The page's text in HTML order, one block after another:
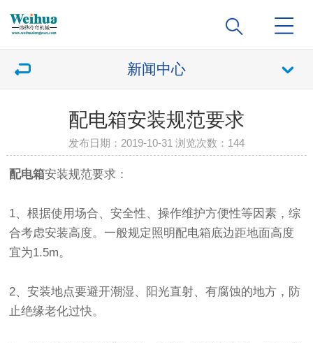
新闻中心
配电箱安装规范要求
发布日期：2019-10-31 浏览次数： 144
配电箱安装规范要求：
1、根据使用场合、安全性、操作维护方便性等因素，综
合考虑安装高度。一般规定照明配电箱底边距地面高度
宜为1.5m。
2、安装地点要避开潮湿、阳光直射、有腐蚀的地方，防
止绝缘老化过快。